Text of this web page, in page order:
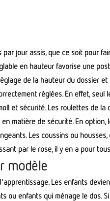
jour assis, que ce soit pour
en hauteur favorise une
de la hauteur du dossier
réglées. En effet,
et sécurité. Les roulettes de
matière de sécurité. En
Les coussins ou
par le rose, il y en a pour
modèle
Les enfants
ou enfants qui ménage le dos.